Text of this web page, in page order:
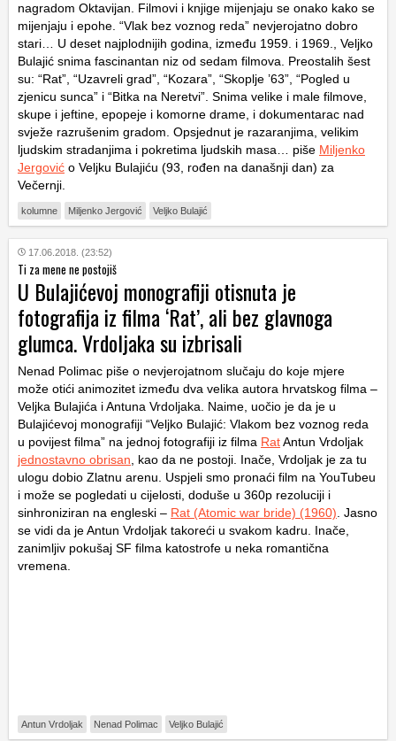
nagradom Oktavijan. Filmovi i knjige mijenjaju se onako kako se
mijenjaju i epohe. “Vlak bez voznog reda” nevjerojatno dobro
stari… U deset najplodnijih godina, između 1959. i 1969., Veljko
Bulajić snima fascinantan niz od sedam filmova. Preostalih šest
su: “Rat”, “Uzavreli grad”, “Kozara”, “Skoplje ’63”, “Pogled u
zjenicu sunca” i “Bitka na Neretvi”. Snima velike i male filmove,
skupe i jeftine, epopeje i komorne drame, i dokumentarac nad
svježe razrušenim gradom. Opsjednut je razaranjima, velikim
ljudskim stradanjima i pokretima ljudskih masa… piše Miljenko
Jergović o Veljku Bulajiću (93, rođen na današnji dan) za
Večernji.
kolumne Miljenko Jergović Veljko Bulajić
17.06.2018. (23:52)
Ti za mene ne postojiš
U Bulajićevoj monografiji otisnuta je
fotografija iz filma ‘Rat’, ali bez glavnoga
glumca. Vrdoljaka su izbrisali
Nenad Polimac piše o nevjerojatnom slučaju do koje mjere
može otići animozitet između dva velika autora hrvatskog filma –
Veljka Bulajića i Antuna Vrdoljaka. Naime, uočio je da je u
Bulajićevoj monografiji “Veljko Bulajić: Vlakom bez voznog reda
u povijest filma” na jednoj fotografiji iz filma RatAntun Vrdoljak
jednostavno obrisan , kao da ne postoji. Inače, Vrdoljak je za tu
ulogu dobio Zlatnu arenu. Uspjeli smo pronaći film na YouTubeu
i može se pogledati u cijelosti, doduše u 360p rezoluciji i
sinhroniziran na engleski – Rat (Atomic war bride) (1960) . Jasno
se vidi da je Antun Vrdoljak takoreći u svakom kadru. Inače,
zanimljiv pokušaj SF filma katostrofe u neka romantična
vremena.
Antun Vrdoljak Nenad Polimac Veljko Bulajić